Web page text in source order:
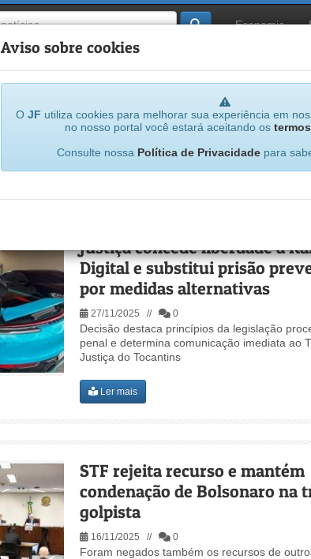
Economia
Aviso sobre cookies
O JF utiliza cookies para melhorar sua experiência em
no nosso portal você estará aceitando os
Consulte nossa Política de Privacidadepara
Justiça concede liberdade a
Digital e substitui prisão
por medidas alternativas
27/11/2025 // 0
Decisão destaca princípios da legislação
penal e determina comunicação imediata ao
Justiça do Tocantins
Ler mais
STF rejeita recurso e mantém
condenação de Bolsonaro na
golpista
16/11/2025 // 0
Foram negados também os recursos de